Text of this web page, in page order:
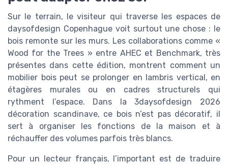
Sur le terrain, le visiteur qui traverse les espaces de
daysofdesign Copenhague voit surtout une chose : le
bois remonte sur les murs. Les collaborations comme «
Wood for the Trees » entre AHEC et Benchmark, très
présentes dans cette édition, montrent comment un
mobilier bois peut se prolonger en lambris vertical, en
étagères murales ou en cadres structurels qui
rythment l’espace. Dans la 3daysofdesign 2026
décoration scandinave, ce bois n’est pas décoratif, il
sert à organiser les fonctions de la maison et à
réchauffer des volumes parfois très blancs.
Pour un lecteur français, l’important est de traduire